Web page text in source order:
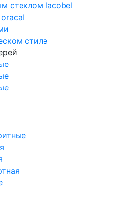
стеклом lacobel
стиле